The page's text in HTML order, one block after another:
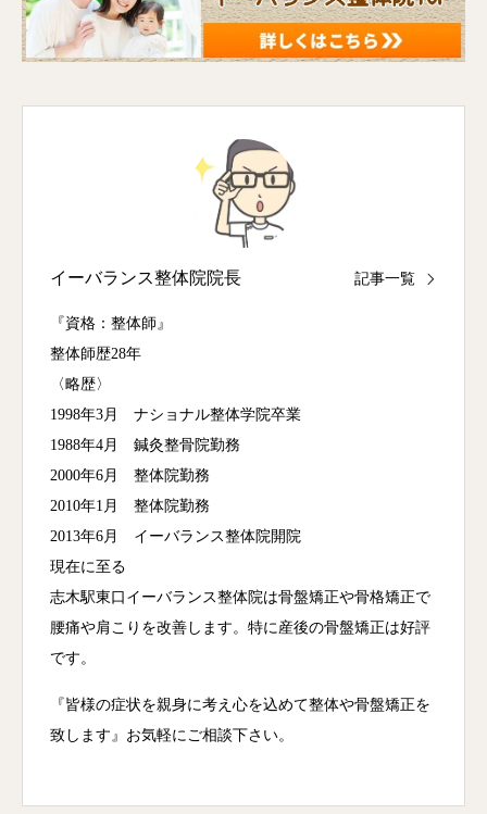
イーバランス整体院院長 記事一覧
『資格：整体師』
整体師歴28年
〈略歴〉
1998年3月 ナショナル整体学院卒業
1988年4月 鍼灸整骨院勤務
2000年6月 整体院勤務
2010年1月 整体院勤務
2013年6月 イーバランス整体院開院
現在に至る
志木駅東口イーバランス整体院は骨盤矯正や骨格矯正で
腰痛や肩こりを改善します。特に産後の骨盤矯正は好評
です。
『皆様の症状を親身に考え心を込めて整体や骨盤矯正を
致します』お気軽にご相談下さい。